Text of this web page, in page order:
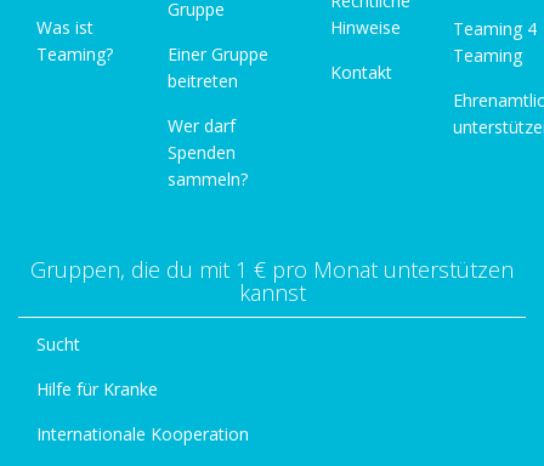
Was ist
Teaming?
Gruppe
Einer Gruppe
beitreten
Wer darf
Spenden
sammeln?
Hinweise
Kontakt
Teaming 4
Teaming
Gruppen, die du mit 1 € pro Monat unterstützen
kannst
Sucht
Hilfe für Kranke
Internationale Kooperation